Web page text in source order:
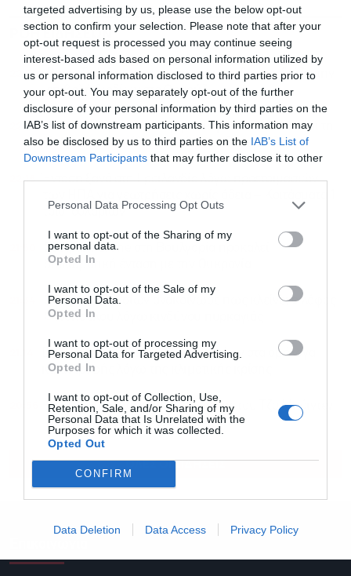
targeted advertising by us, please use the below opt-out
section to confirm your selection. Please note that after your
opt-out request is processed you may continue seeing
interest-based ads based on personal information utilized by
us or personal information disclosed to third parties prior to
your opt-out. You may separately opt-out of the further
disclosure of your personal information by third parties on the
IAB’s list of downstream participants. This information may
also be disclosed by us to third parties on the IAB’s List of
Downstream Participants that may further disclose it to other
Personal Data Processing Opt Outs
I want to opt-out of the Sharing of my
personal data.
Opted In
I want to opt-out of the Sale of my
Personal Data.
Opted In
I want to opt-out of processing my
Personal Data for Targeted Advertising.
Opted In
I want to opt-out of Collection, Use,
Retention, Sale, and/or Sharing of my
Personal Data that Is Unrelated with the
Purposes for which it was collected.
Opted Out
CONFIRM
Data Deletion Data Access Privacy Policy
ΡΟΗ ΕΙΔΗΣΕΩΝ ΔΗΜΟΦΙΛΗ
22:54
Βανς: Το Ιράν μας ενημέρωσε πως δεν σχεδιάζει την
επιβολή διοδίων στο Ορμούζ
22:37 Φιντάν: Η αμυντική συμφωνία με το Πακιστάν και τη
Σ. Αραβία είναι ίδια με τo Άρθρο 5 του ΝΑΤΟ
22:16 Ένταση ξανά στη Γροιλανδία λόγω προετοιμασιών
τρισ. δολαρίων
Συντριβή drone στη Βουλγαρία προκαλεί
διπλωματική ένταση με την Ουκρανία
Ο δήμος Αθηναίων ανακοίνωσε πως κλείνει ο λόφος
Φινόπουλου λόγω κινδύνου πυρκαγιάς
Ευρωαγορές: Εκτόξευση κεφαλαίων στα ομόλογα
καταστροφής λόγω της κλιματικής κρίσης
Δραματική επιδείνωση της υγείας του Τζο Μπάιντεν
αποκαλύπτει ο γιος του
ΟΛΕΣ ΟΙ ΕΙΔΗΣΕΙΣ